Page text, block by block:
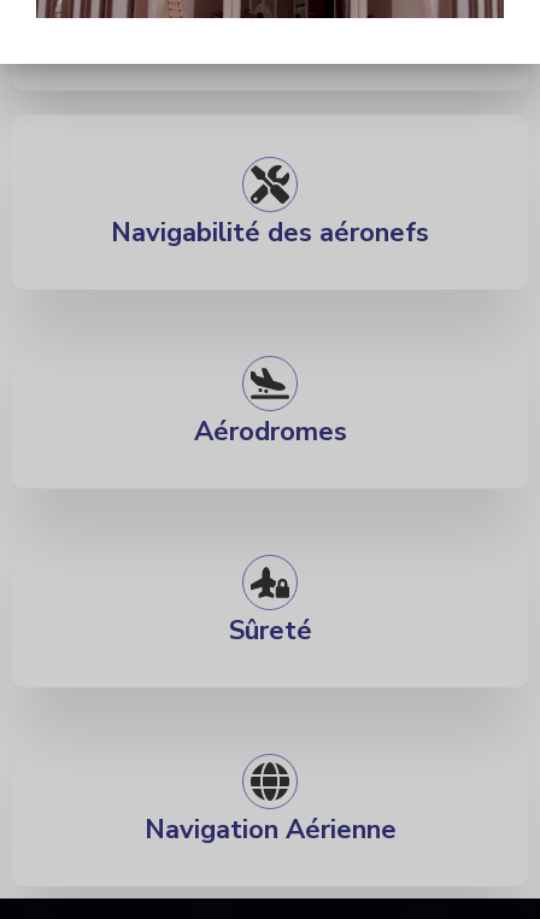
D SA
DTA
Navigabilité des aéronefs
Aérodromes
Sûreté
Navigation Aérienne